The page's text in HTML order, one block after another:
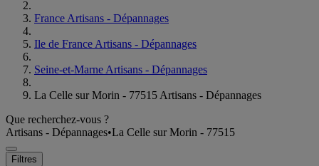
France Artisans - Dépannages
Ile de France Artisans - Dépannages
Seine-et-Marne Artisans - Dépannages
La Celle sur Morin - 77515 Artisans - Dépannages
Que recherchez-vous ?
Artisans - Dépannages•La Celle sur Morin - 77515
Filtres